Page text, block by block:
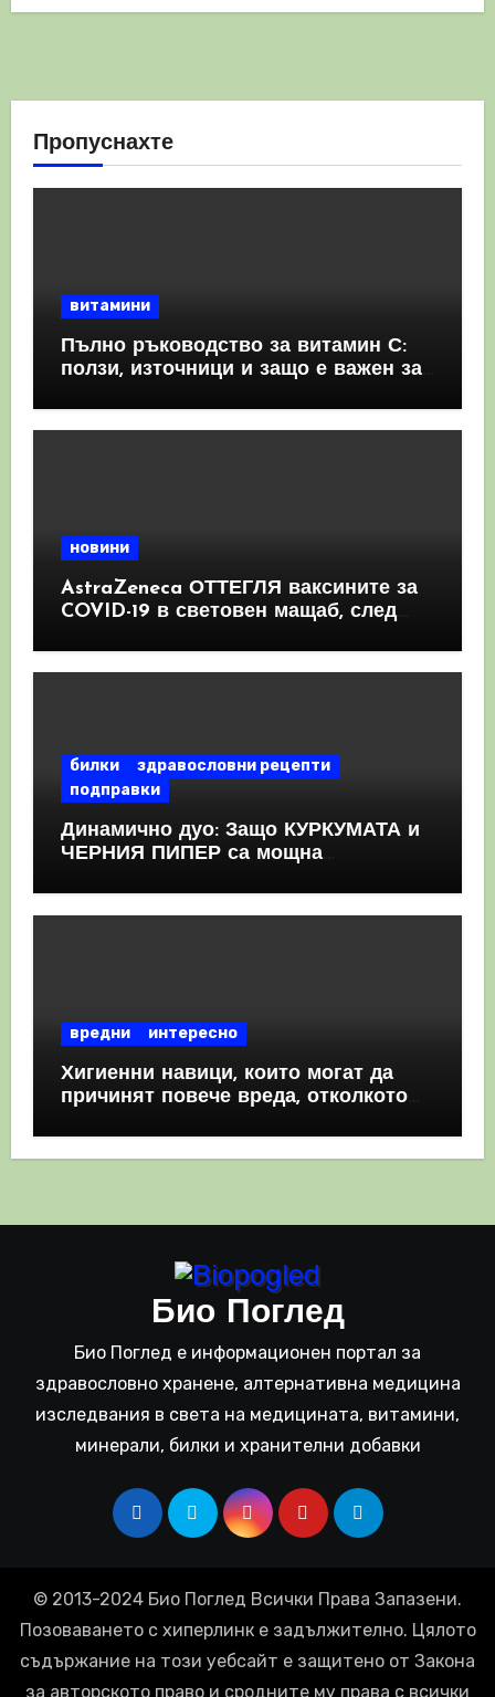
Пропуснахте
витамини
Пълно ръководство за витамин С:
ползи, източници и защо е важен за
новини
AstraZeneca ОТТЕГЛЯ ваксините за
COVID-19 в световен мащаб, след
билки
здравословни рецепти
подправки
Динамично дуо: Защо КУРКУМАТА и
ЧЕРНИЯ ПИПЕР са мощна
вредни интересно
Хигиенни навици, които могат да
причинят повече вреда, отколкото
Био Поглед
Био Поглед е информационен портал за
здравословно хранене, алтернативна медицина
изследвания в света на медицината, витамини,
минерали, билки и хранителни добавки
© 2013-2024 Био Поглед Всички Права Запазени.
Позоваването с хиперлинк е задължително. Цялото
съдържание на този уебсайт е защитено от Закона
за авторското право и сродните му права с всички